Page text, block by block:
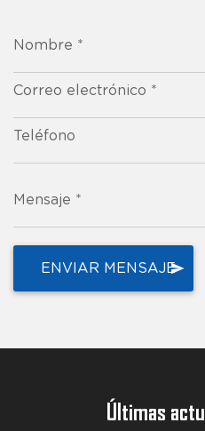
Nombre *
Correo electrónico *
Teléfono
Mensaje *
Últimas